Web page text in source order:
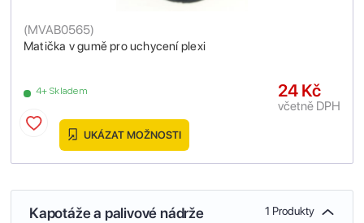
Matička v gumě pro uchycení plexi
(MVAB0565)
4+ Skladem 24 Kč
včetně DPH
UKÁZAT MOŽNOSTI
Kapotáže a palivové nádrže 1 Produkty